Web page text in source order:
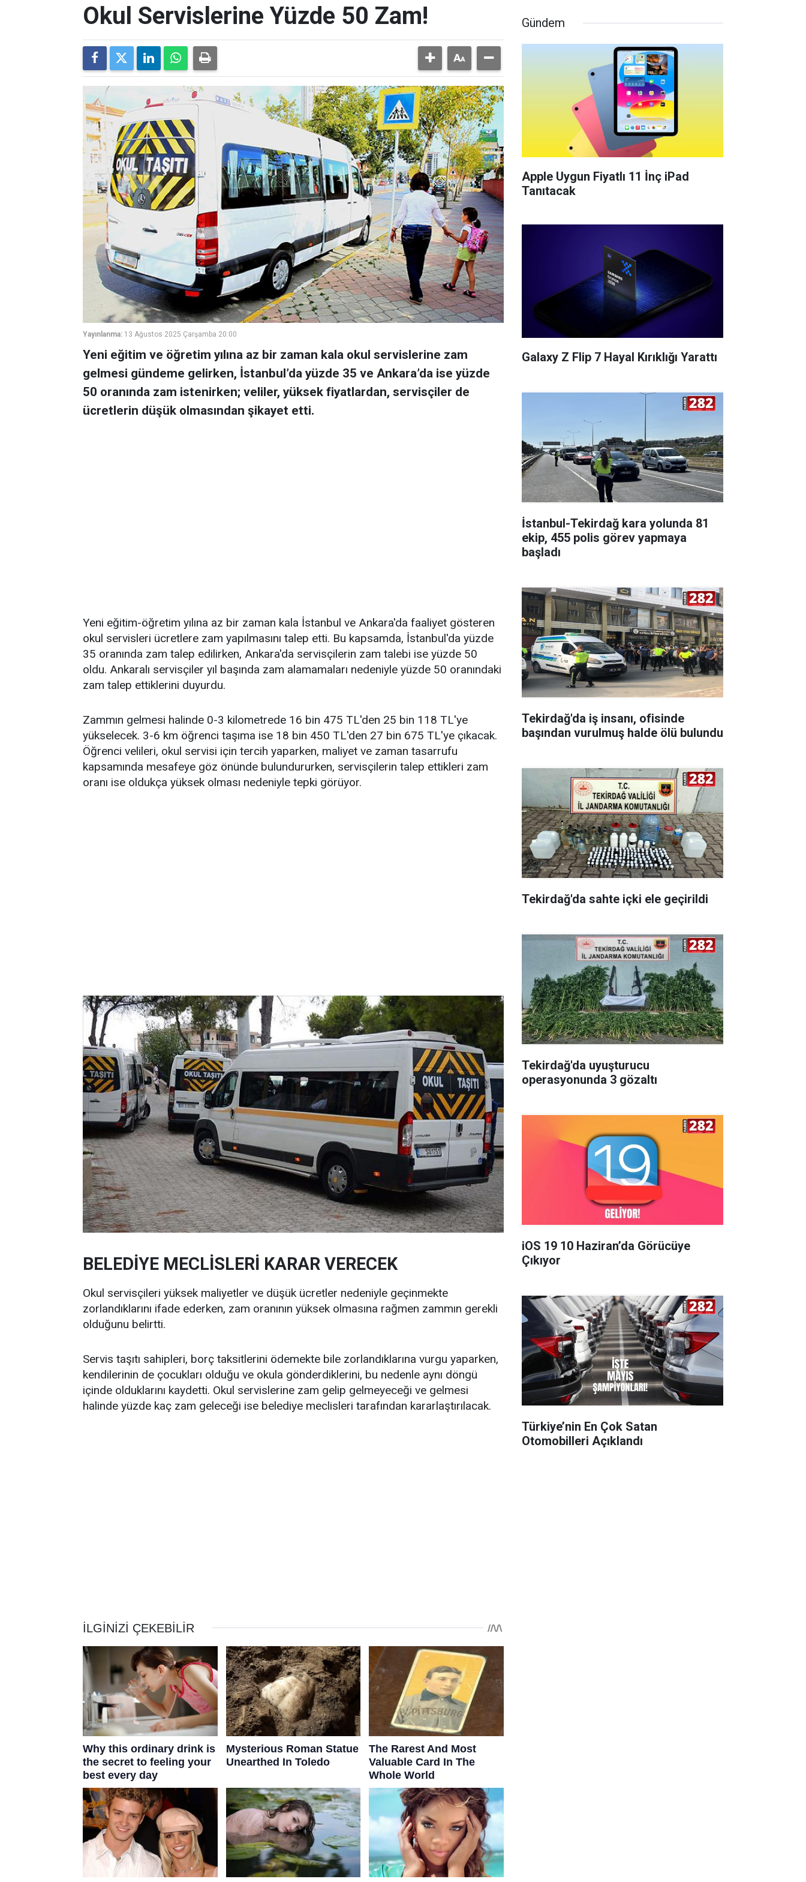
Okul Servislerine Yüzde 50 Zam!
Yayınlanma: 13 Ağustos 2025 Çarşamba 20:00
Yeni eğitim ve öğretim yılına az bir zaman kala okul servislerine zam
gelmesi gündeme gelirken, İstanbul’da yüzde 35 ve Ankara’da ise yüzde
50 oranında zam istenirken; veliler, yüksek fiyatlardan, servisçiler de
ücretlerin düşük olmasından şikayet etti.
Yeni eğitim-öğretim yılına az bir zaman kala İstanbul ve Ankara'da faaliyet gösteren
okul servisleri ücretlere zam yapılmasını talep etti. Bu kapsamda, İstanbul'da yüzde
35 oranında zam talep edilirken, Ankara'da servisçilerin zam talebi ise yüzde 50
oldu. Ankaralı servisçiler yıl başında zam alamamaları nedeniyle yüzde 50 oranındaki
zam talep ettiklerini duyurdu.
Zammın gelmesi halinde 0-3 kilometrede 16 bin 475 TL'den 25 bin 118 TL'ye
yükselecek. 3-6 km öğrenci taşıma ise 18 bin 450 TL'den 27 bin 675 TL'ye çıkacak.
Öğrenci velileri, okul servisi için tercih yaparken, maliyet ve zaman tasarrufu
kapsamında mesafeye göz önünde bulundururken, servisçilerin talep ettikleri zam
oranı ise oldukça yüksek olması nedeniyle tepki görüyor.
BELEDİYE MECLİSLERİ KARAR VERECEK
Okul servisçileri yüksek maliyetler ve düşük ücretler nedeniyle geçinmekte
zorlandıklarını ifade ederken, zam oranının yüksek olmasına rağmen zammın gerekli
olduğunu belirtti.
Servis taşıtı sahipleri, borç taksitlerini ödemekte bile zorlandıklarına vurgu yaparken,
kendilerinin de çocukları olduğu ve okula gönderdiklerini, bu nedenle aynı döngü
içinde olduklarını kaydetti. Okul servislerine zam gelip gelmeyeceği ve gelmesi
halinde yüzde kaç zam geleceği ise belediye meclisleri tarafından kararlaştırılacak.
Gündem
Apple Uygun Fiyatlı 11 İnç iPad
Tanıtacak
Galaxy Z Flip 7 Hayal Kırıklığı Yarattı
İstanbul-Tekirdağ kara yolunda 81
ekip, 455 polis görev yapmaya
başladı
Tekirdağ'da iş insanı, ofisinde
başından vurulmuş halde ölü bulundu
Tekirdağ'da sahte içki ele geçirildi
Tekirdağ'da uyuşturucu
operasyonunda 3 gözaltı
iOS 19 10 Haziran’da Görücüye
Çıkıyor
Türkiye’nin En Çok Satan
Otomobilleri Açıklandı